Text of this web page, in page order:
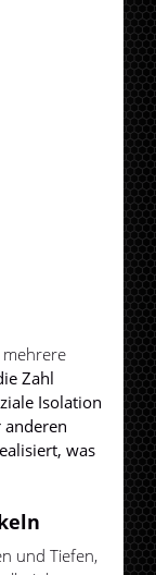
mehrere
Zahl
Isolation
anderen
was
und Tiefen,